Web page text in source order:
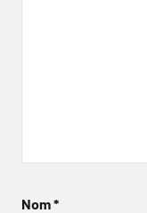
Nom*